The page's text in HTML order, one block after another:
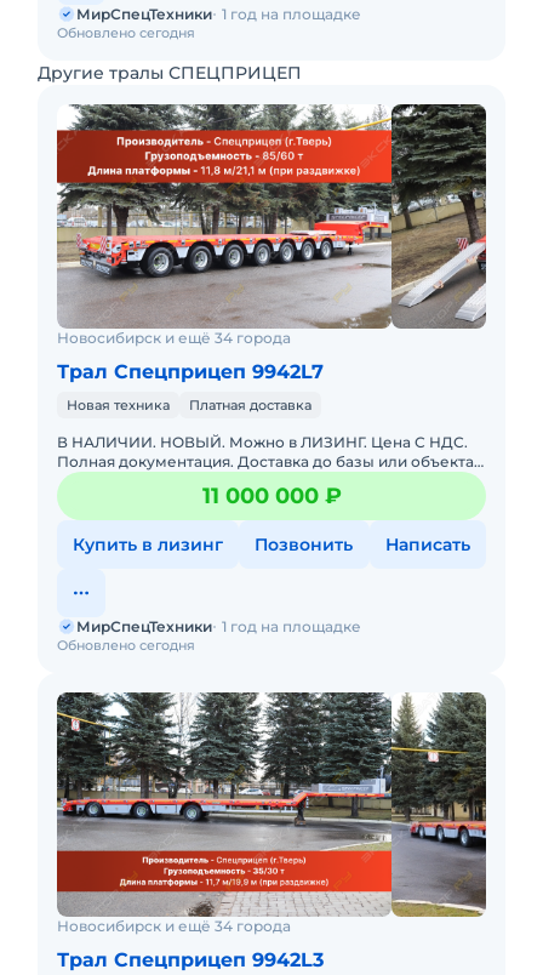
Обновлено сегодня
МирСпецТехники 1 год на площадке
Другие тралы СПЕЦПРИЦЕП
Новосибирск и ещё 34 города
Трал Спецприцеп 9942L7
Новая техника Платная доставка
В НАЛИЧИИ. НОВЫЙ. Можно в ЛИЗИНГ. Цена С НДС.
Полная документация. Доставка до базы или объекта.
ООО "МирСпецТехники" является мультибрендовым
официальным дилер11 000 000 ₽
Купить в лизинг Позвонить Написать
Обновлено сегодня
МирСпецТехники 1 год на площадке
Новосибирск и ещё 34 города
Трал Спецприцеп 9942L3